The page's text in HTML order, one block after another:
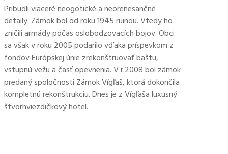
Pribudli viaceré neogotické a neorenesančné
detaily. Zámok bol od roku 1945 ruinou. Vtedy ho
zničili armády počas oslobodzovacích bojov. Obci
sa však v roku 2005 podarilo vďaka príspevkom z
fondov Európskej únie zrekonštruovať baštu,
vstupnú vežu a časť opevnenia. V r.2008 bol zámok
predaný spoločnosti Zámok Vígľaš, ktorá dokončila
kompletnú rekonštrukciu. Dnes je z Vígľaša luxusný
štvorhviezdičkový hotel.